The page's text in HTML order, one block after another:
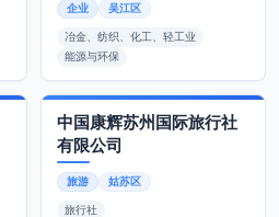
企业 吴江区
冶金、纺织、化工、轻工业
能源与环保
中国康辉苏州国际旅行社
有限公司
旅游 姑苏区
旅行社